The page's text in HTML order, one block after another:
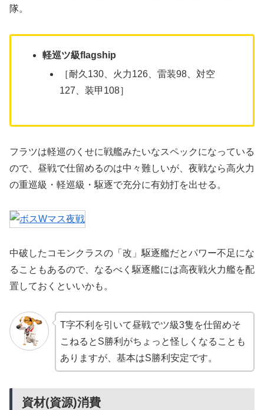
隊。
軽巡ツ級flagship
［耐久130、火力126、雷装98、対空
127、装甲108］
フラツは軽巡のくせに戦艦みたいなスペックになっている
ので、昼戦で仕留めるのは中々難しいが、夜戦なら高火力
の重巡級・軽巡級・駆逐で充分に有効打を出せる。
中破したコモンクラスの「改」駆逐艦だとパワー不足にな
ることもあるので、なるべく駆逐艦には高夜戦火力艦を配
置しておくといいかも。
T字不利を引いて昼戦でツ級3隻を仕留めそ
こねるとS勝利がちょっと怪しくなることも
ありますが、基本はS勝利安定です。
資材(資源)消費